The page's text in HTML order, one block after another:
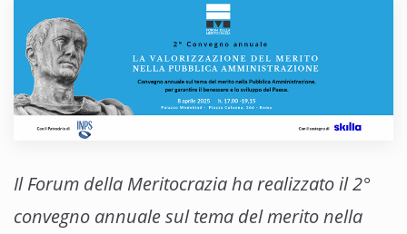
Il Forum della Meritocrazia ha realizzato il 2°
convegno annuale sul tema del merito nella